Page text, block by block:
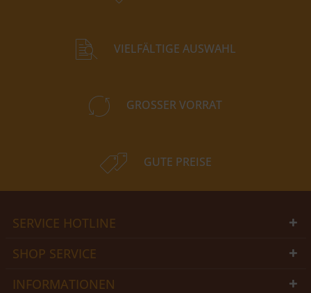
VIELFÄLTIGE AUSWAHL
GROSSER VORRAT
GUTE PREISE
SERVICE HOTLINE
SHOP SERVICE
INFORMATIONEN